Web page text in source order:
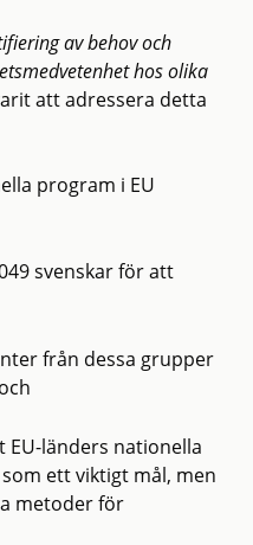
av behov och
hos olika
att adressera detta
program i EU
svenskar för att
från dessa grupper
länders nationella
ett viktigt mål, men
metoder för